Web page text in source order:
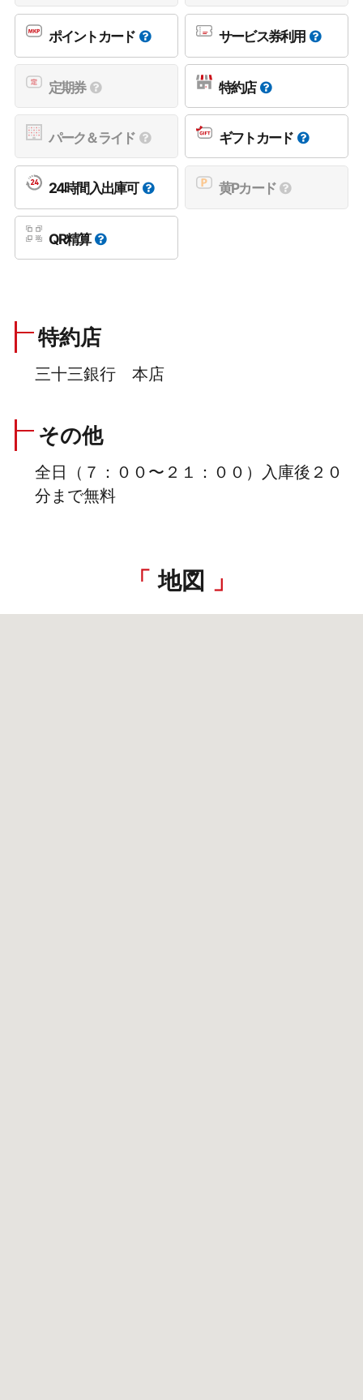
ポイントカード サービス券利用
定期券 特約店
パーク＆ライド ギフトカード
24時間入出庫可 黄Pカード
QR精算
特約店
三十三銀行 本店
その他
全日（７：００〜２１：００）入庫後２０
分まで無料
地図